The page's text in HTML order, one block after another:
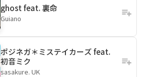
ghost feat. 裏命
Guiano
ポジネガ＊ミステイカーズ feat.
初音ミク
sasakure. UK